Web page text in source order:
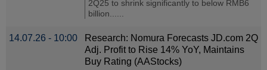
2Q25 to shrink significantly to below RMB6
billion......
14.07.26 - 10:00
Research: Nomura Forecasts JD.com 2Q
Adj. Profit to Rise 14% YoY, Maintains
Buy Rating (AAStocks)